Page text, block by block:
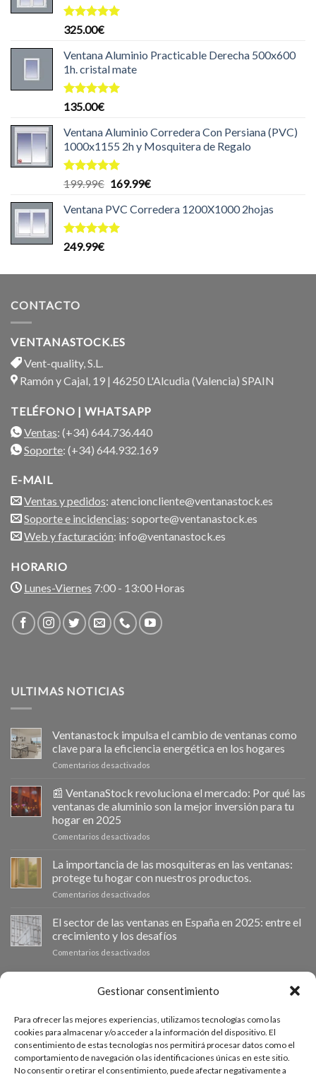
Gestionar consentimiento
Para ofrecer las mejores experiencias, utilizamos tecnologías como las
cookies para almacenar y/o acceder a la información del dispositivo. El
consentimiento de estas tecnologías nos permitirá procesar datos como el
comportamiento de navegación o las identificaciones únicas en este sitio.
No consentir o retirar el consentimiento, puede afectar negativamente a
Valorado
de 5
325.00€
Ventana Aluminio Practicable Derecha 500x600
1h. cristal mate
Valorado
de 5
135.00€
Ventana Aluminio Corredera Con Persiana (PVC)
1000x1155 2h y Mosquitera de Regalo
Valorado
de 5
199.99€ El
original
era:
169.99€El
actual
Ventana PVC Corredera 1200X1000 2hojas
Valorado
249.99€
CONTACTO
VENTANASTOCK.ES
Vent-quality, S.L.
Ramón y Cajal, 19 | 46250 L'Alcudia (Valencia) SPAIN
TELÉFONO | WHATSAPP
Ventas: (+34) 644.736.440
Soporte: (+34) 644.932.169
E-MAIL
Ventas y pedidos: atencioncliente@ventanastock.es
Soporte e incidencias: soporte@ventanastock.es
Web y facturación: info@ventanastock.es
HORARIO
Lunes-Viernes 7:00 - 13:00 Horas
ULTIMAS NOTICIAS
Ventanastock impulsa el cambio de ventanas como
clave para la eficiencia energética en los hogares
Comentarios desactivados
impulsa
el
cambio
la
en
los
📰 VentanaStock revoluciona el mercado: Por qué las
ventanas de aluminio son la mejor inversión para tu
hogar en 2025
Comentarios desactivados
VentanaStock
revoluciona
el
qué
las
la
inversión
para
hogar
en
La importancia de las mosquiteras en las ventanas:
protege tu hogar con nuestros productos.
Comentarios desactivados
importancia
de
las
ventanas:
hogar
con
nuestros
productos.
El sector de las ventanas en España en 2025: entre el
crecimiento y los desafíos
Comentarios desactivados
de
en
España
en
2025:
entre
PRESUPUESTO A MEDIDA
Si necesitas ventanas de otras medidas puedes solicitar un
presupuesto a medida desde nuestro formulario de solicitud
de presupuesto.